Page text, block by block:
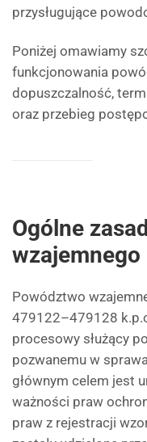
przysługujące
Poniżej omawiamy
funkcjonowania
dopuszczalność,
oraz przebieg
Ogólne
wzajemnego
Powództwo
479122–479128
procesowy służący
pozwanemu w
głównym celem jest
ważności praw
praw z rejestracji